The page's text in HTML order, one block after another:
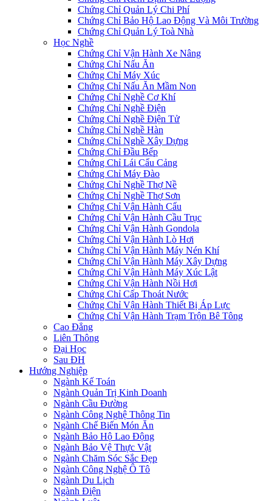
Chứng Chỉ Quản Lý Chi Phí
Chứng Chỉ Bảo Hộ Lao Động Và Môi Trường
Chứng Chỉ Quản Lý Toà Nhà
Học Nghề
Chứng Chỉ Vận Hành Xe Nâng
Chứng Chỉ Nấu Ăn
Chứng Chỉ Máy Xúc
Chứng Chỉ Nấu Ăn Mầm Non
Chứng Chỉ Nghề Cơ Khí
Chứng Chỉ Nghề Điện
Chứng Chỉ Nghề Điện Tử
Chứng Chỉ Nghề Hàn
Chứng Chỉ Nghề Xây Dựng
Chứng Chỉ Đầu Bếp
Chứng Chỉ Lái Cẩu Cảng
Chứng Chỉ Máy Đào
Chứng Chỉ Nghề Thợ Nề
Chứng Chỉ Nghề Thợ Sơn
Chứng Chỉ Vận Hành Cẩu
Chứng Chỉ Vận Hành Cầu Trục
Chứng Chỉ Vận Hành Gondola
Chứng Chỉ Vận Hành Lò Hơi
Chứng Chỉ Vận Hành Máy Nén Khí
Chứng Chỉ Vận Hành Máy Xây Dựng
Chứng Chỉ Vận Hành Máy Xúc Lật
Chứng Chỉ Vận Hành Nồi Hơi
Chứng Chỉ Cấp Thoát Nước
Chứng Chỉ Vận Hành Thiết Bị Áp Lực
Chứng Chỉ Vận Hành Trạm Trộn Bê Tông
Cao Đẳng
Liên Thông
Đại Học
Sau ĐH
Hướng Nghiệp
Ngành Kế Toán
Ngành Quản Trị Kinh Doanh
Ngành Cầu Đường
Ngành Công Nghệ Thông Tin
Ngành Chế Biến Món Ăn
Ngành Bảo Hộ Lao Động
Ngành Bảo Vệ Thực Vật
Ngành Chăm Sóc Sắc Đẹp
Ngành Công Nghệ Ô Tô
Ngành Du Lịch
Ngành Điện